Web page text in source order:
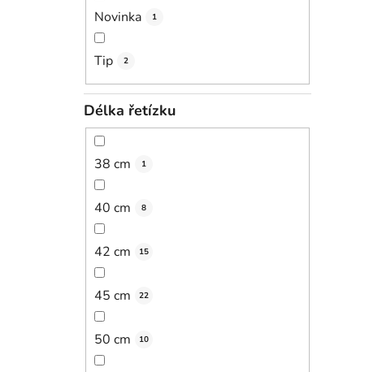
Novinka 1
Tip 2
Délka řetízku
38 cm 1
40 cm 8
42 cm 15
45 cm 22
50 cm 10